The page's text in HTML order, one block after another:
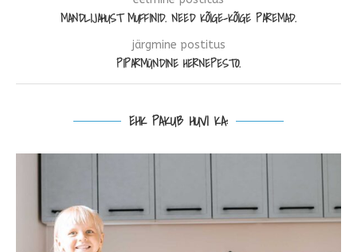
MANDLIJAHUST MUFFINID. NEED KÕIGE-KÕIGE PAREMAD.
järgmine postitus
PIPARMÜNDINE HERNEPESTO.
EHK PAKUB HUVI KA: